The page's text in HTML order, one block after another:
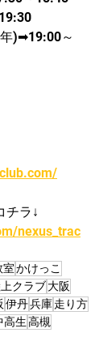
)➡19:00～
チラ↓
nexus_trac
室かけっこ
クラブ大阪
伊丹兵庫走り方
高生高槻